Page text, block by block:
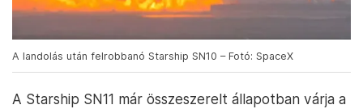
A landolás után felrobbanó Starship SN10 – Fotó: SpaceX
A Starship SN11 már összeszerelt állapotban várja a